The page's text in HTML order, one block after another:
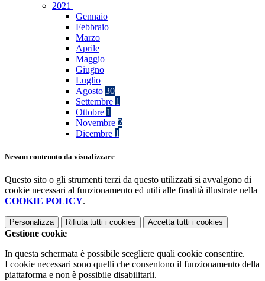
2021
Gennaio
Febbraio
Marzo
Aprile
Maggio
Giugno
Luglio
Agosto 30
Settembre 1
Ottobre 1
Novembre 2
Dicembre 1
Nessun contenuto da visualizzare
Questo sito o gli strumenti terzi da questo utilizzati si avvalgono di
cookie necessari al funzionamento ed utili alle finalità illustrate nella
COOKIE POLICY.
Personalizza Rifiuta tutti i cookies Accetta tutti i cookies
Gestione cookie
In questa schermata è possibile scegliere quali cookie consentire.
I cookie necessari sono quelli che consentono il funzionamento della
piattaforma e non è possibile disabilitarli.